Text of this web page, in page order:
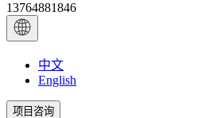
13764881846
中文
English
项目咨询